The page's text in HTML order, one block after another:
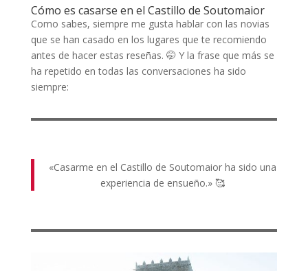
Cómo es casarse en el Castillo de Soutomaior
Como sabes, siempre me gusta hablar con las novias
que se han casado en los lugares que te recomiendo
antes de hacer estas reseñas. 🤭 Y la frase que más se
ha repetido en todas las conversaciones ha sido
siempre:
«Casarme en el Castillo de Soutomaior ha sido una
experiencia de ensueño.» 🥰